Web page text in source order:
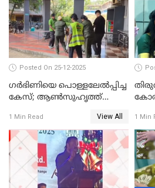
Posted On 25-12-2025
ഗര്‍ഭിണിയെ പൊള്ളലേല്‍പ്പിച്ച
കേസ്; ആണ്‍സുഹൃത്ത്
1 Min Read View All 1 Min